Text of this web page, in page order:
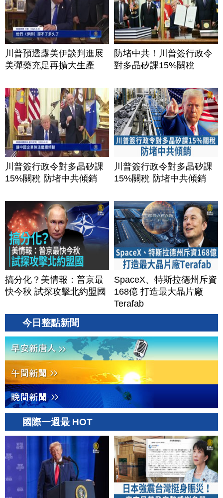
川普預透露美伊談判進展
美彈藥充足再擴大生產
防堵中共！川普簽行政令
對多晶矽課15%關稅
川普簽行政令對多晶矽課
15%關稅 防堵中共傾銷
川普簽行政令對多晶矽課
15%關稅 防堵中共傾銷
搞分化？美情報：普京最
快今秋 試探攻擊北約盟國
SpaceX、特斯拉德州斥資
168億 打造最大晶片廠
Terafab
今日整點新聞
國際一週最 HOT